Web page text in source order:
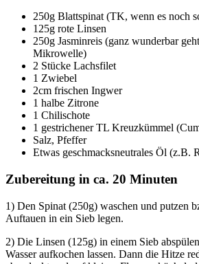
250g Blattspinat (TK, wenn es noch
125g rote Linsen
250g Jasminreis (ganz wunderbar
Mikrowelle)
2 Stücke Lachsfilet
1 Zwiebel
2cm frischen Ingwer
1 halbe Zitrone
1 Chilischote
1 gestrichener TL Kreuzkümmel
Salz, Pfeffer
Etwas geschmacksneutrales Öl (z.B.
Zubereitung in ca. 20 Minuten
1) Den Spinat (250g) waschen und putzen
Auftauen in ein Sieb legen.
2) Die Linsen (125g) in einem Sieb
Wasser aufkochen lassen. Dann die Hitze